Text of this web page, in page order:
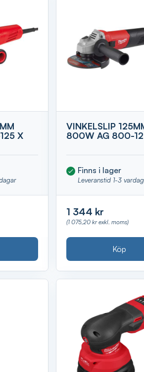
X
VINKELSLIP
800W AG 800-
Finns i lager
Leveranstid 1-3
1 344 kr
(1 075,20 kr exkl. moms)
Köp